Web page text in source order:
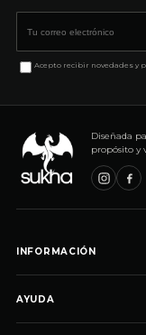
Acepto recibir novedades y
Diseñada
propósito y
INFORMACIÓN
AYUDA